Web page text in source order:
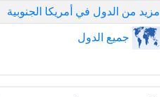
مزيد من الدول في أمريكا الجنوبية
جميع الدول